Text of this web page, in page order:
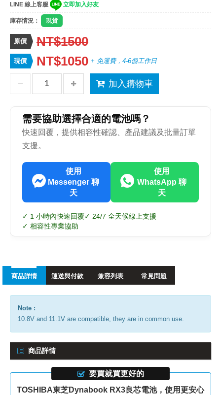
LINE 線上客服
立即加入好友
庫存情況： 現貨
原價 NT$1500
現價 NT$1050 + 免運費，4-6個工作日
加入購物車
需要協助選擇合適的電池嗎？
快速回覆，提供相容性確認、產品建議及批量訂單
支援。
使用
Messenger 聊
天
使用
WhatsApp 聊
天
✓ 1 小時內快速回覆✓ 24/7 全天候線上支援
✓ 相容性專業協助
商品詳情 運送與付款 兼容列表 常見問題
Note :
10.8V and 11.1V are compatible, they are in common use.
商品詳情
要買就買更好的
TOSHIBA東芝Dynabook RX3良芯電池，使用更安心